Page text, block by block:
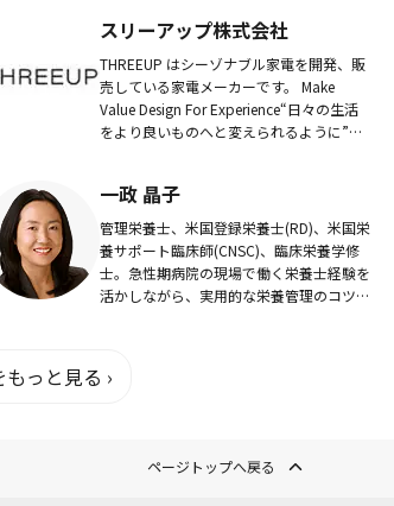
スリーアップ株式会社
THREEUP はシーゾナブル家電を開発、販
売している家電メーカーです。 Make
Value Design For Experience“日々の生活
をより良いものへと変えられるように”を
一政 晶子
管理栄養士、米国登録栄養士(RD)、米国栄
養サポート臨床師(CNSC)、臨床栄養学修
士。急性期病院の現場で働く栄養士経験を
活かしながら、実用的な栄養管理のコツ
っと見る ›
ページトップへ戻る